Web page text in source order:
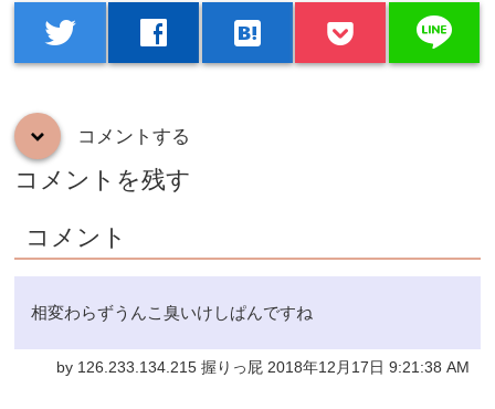
twitter facebook hatenabookmark line
down コメントする
コメントを残す
コメント
相変わらずうんこ臭いけしぱんですね
by 126.233.134.215 握りっ屁 2018年12月17日 9:21:38 AM